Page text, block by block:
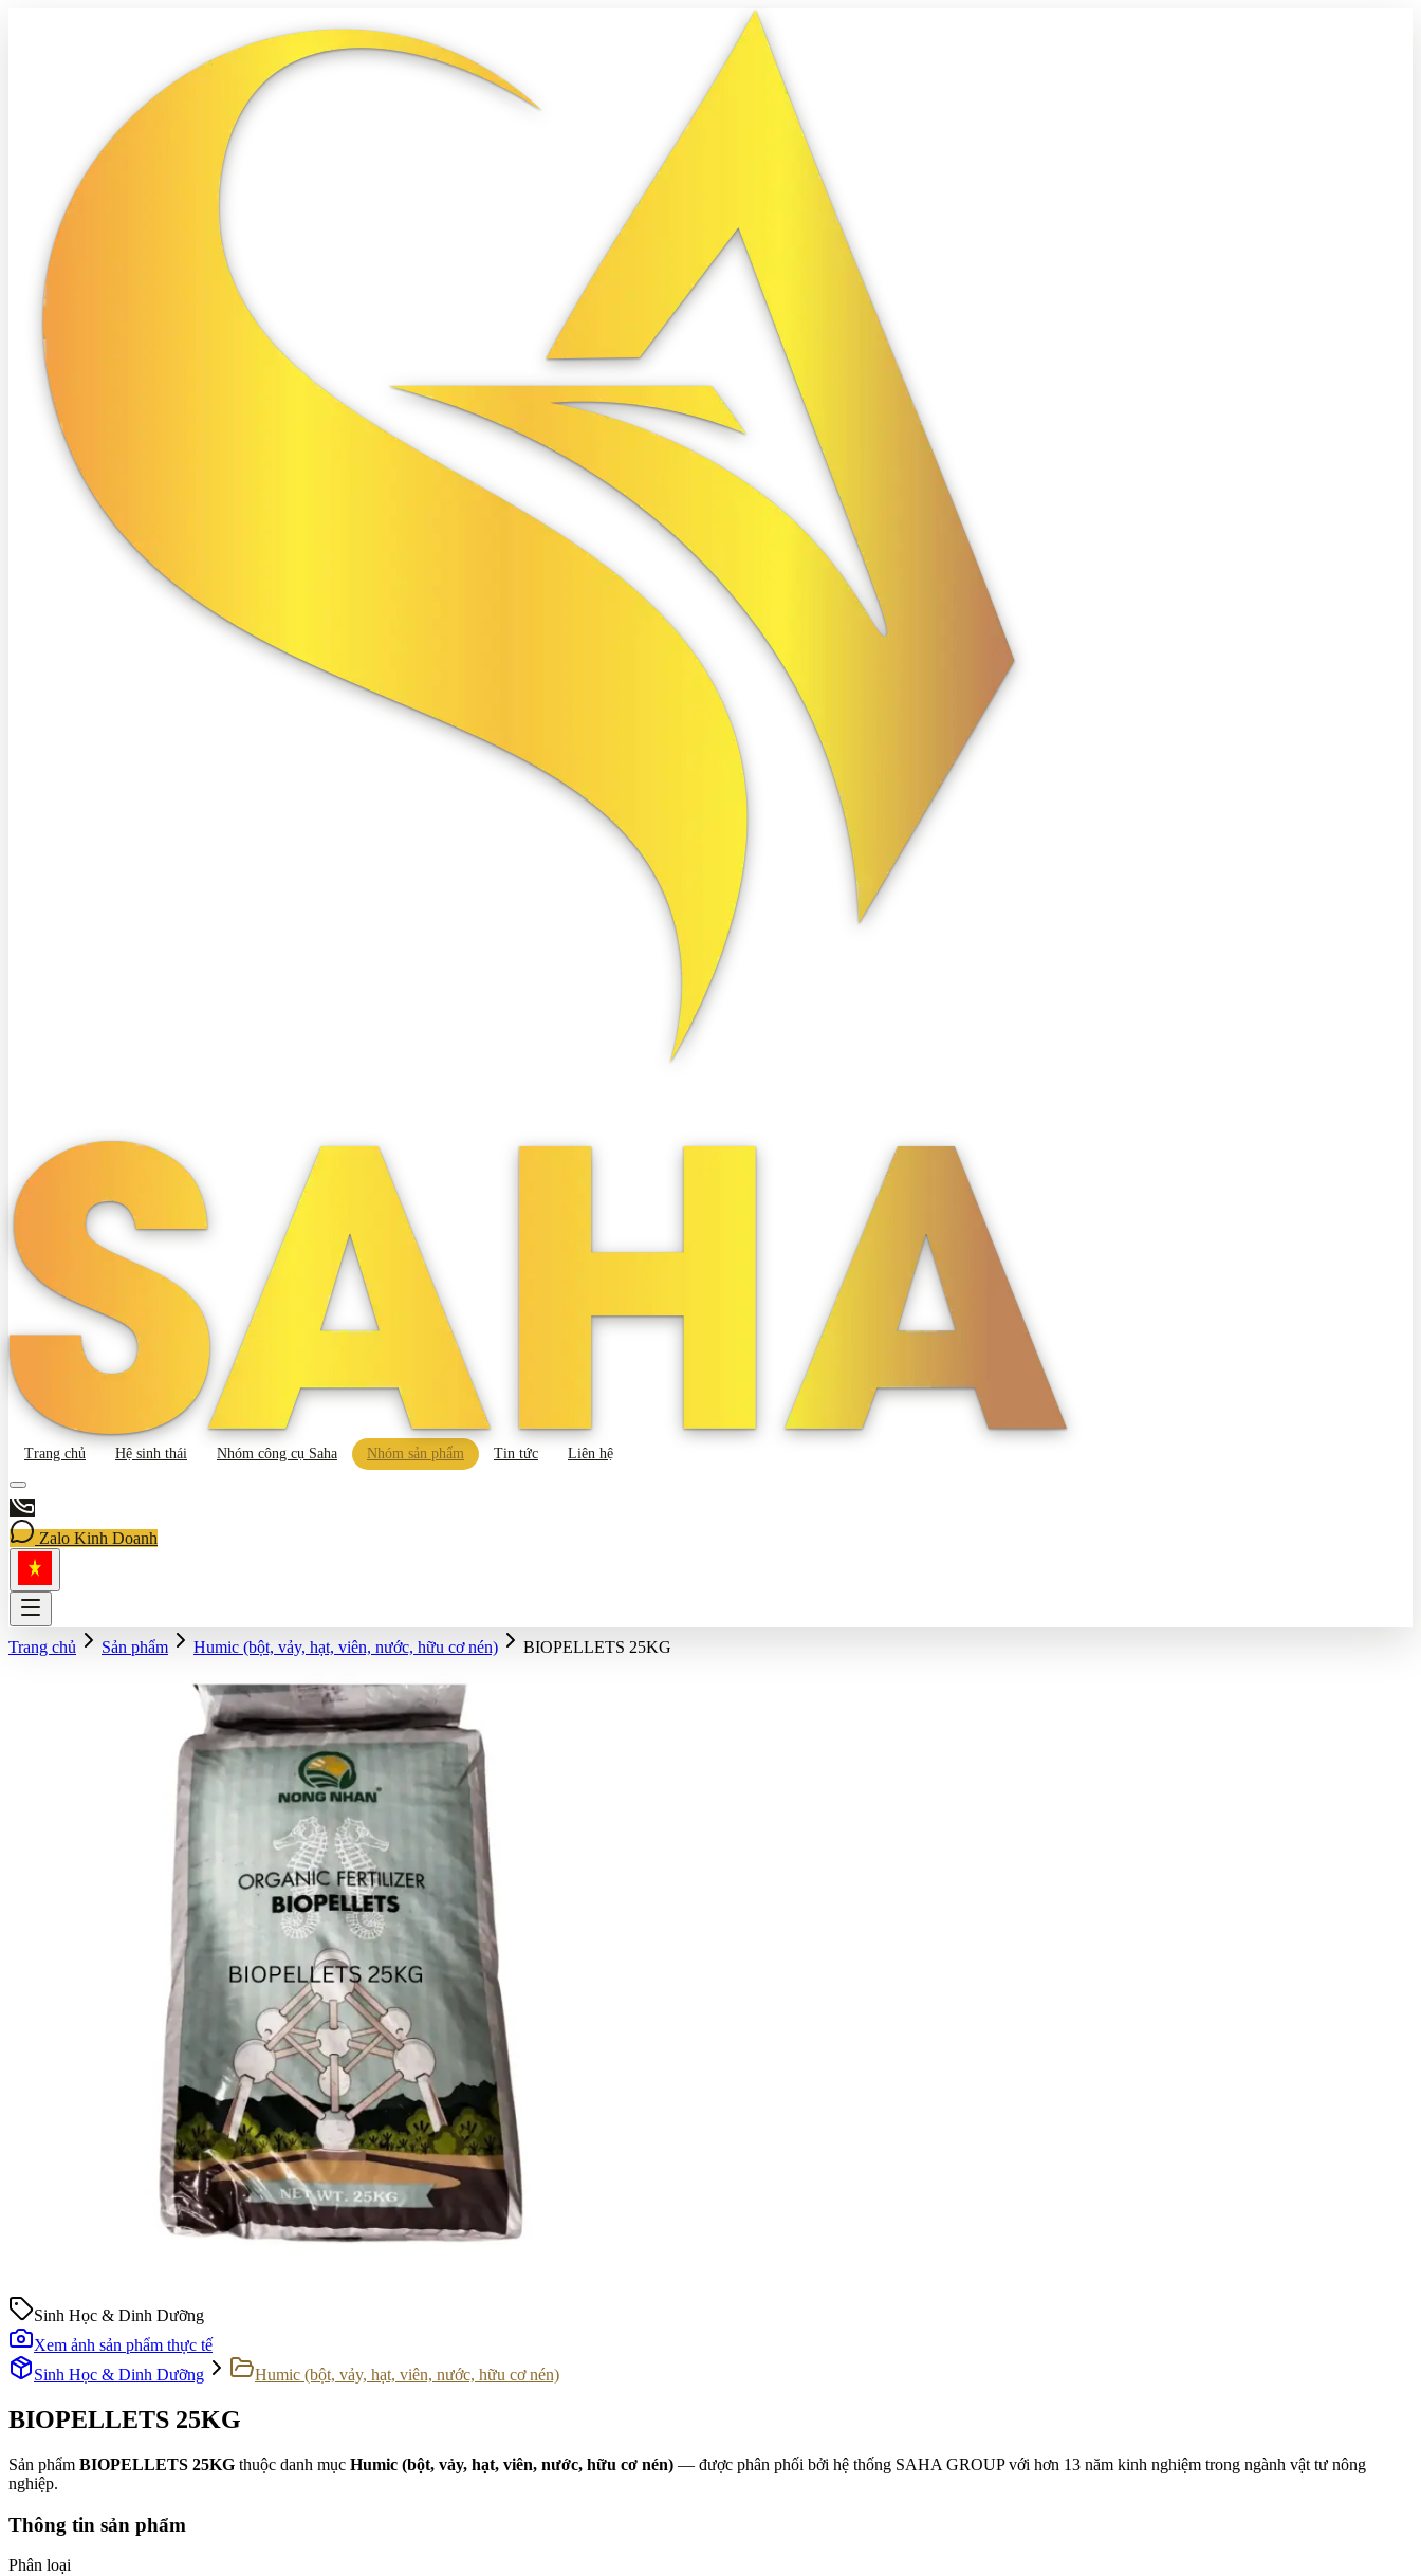
Trang chủ Hệ sinh thái Nhóm công cụ Saha Nhóm sản phẩm Tin tức Liên hệ
Zalo Kinh Doanh
Trang chủ Sản phẩm Humic (bột, vảy, hạt, viên, nước, hữu cơ nén) BIOPELLETS 25KG
Sinh Học & Dinh Dưỡng
Xem ảnh sản phẩm thực tế
Sinh Học & Dinh Dưỡng
Humic (bột, vảy, hạt, viên, nước, hữu cơ nén)
BIOPELLETS 25KG
Sản phẩm BIOPELLETS 25KG thuộc danh mục Humic (bột, vảy, hạt, viên, nước, hữu cơ nén) — được phân phối bởi hệ thống SAHA GROUP với hơn 13 năm kinh nghiệm trong ngành vật tư nông
nghiệp.
Thông tin sản phẩm
Phân loại